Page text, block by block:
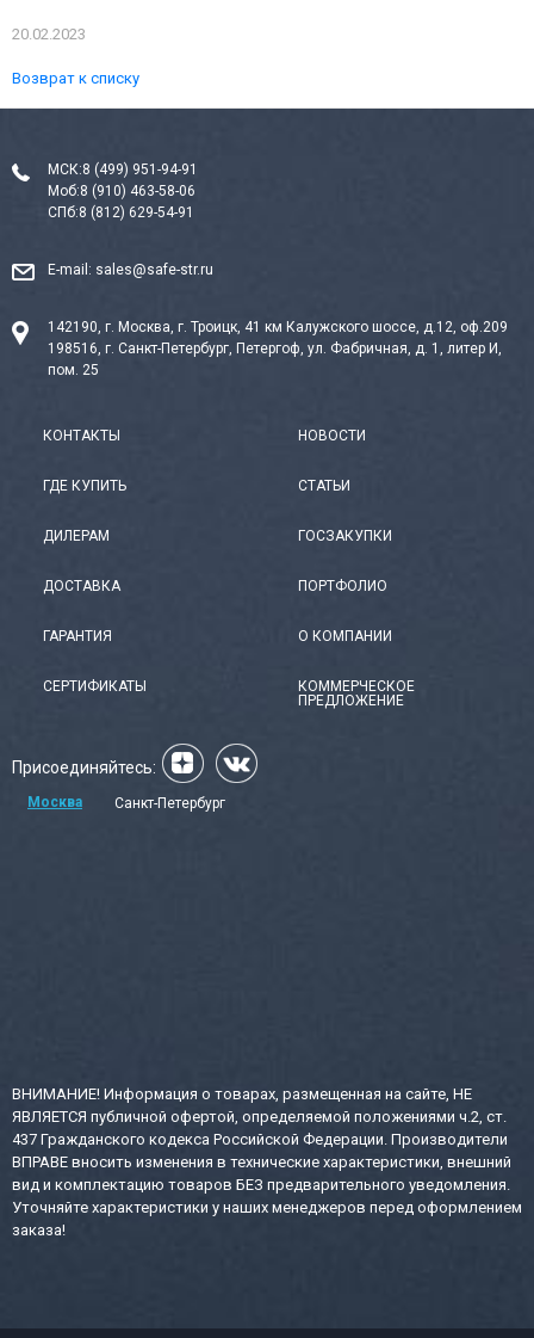
20.02.2023
Возврат к списку
МСК:8 (499) 951-94-91
Моб:8 (910) 463-58-06
СПб:8 (812) 629-54-91
E-mail: sales@safe-str.ru
142190, г. Москва, г. Троицк, 41 км Калужского шоссе, д.12, оф.209
198516, г. Санкт-Петербург, Петергоф, ул. Фабричная, д. 1, литер И,
пом. 25
КОНТАКТЫ
ГДЕ КУПИТЬ
ДИЛЕРАМ
ДОСТАВКА
ГАРАНТИЯ
СЕРТИФИКАТЫ
НОВОСТИ
СТАТЬИ
ГОСЗАКУПКИ
ПОРТФОЛИО
О КОМПАНИИ
КОММЕРЧЕСКОЕ
ПРЕДЛОЖЕНИЕ
Присоединяйтесь:
Москва Санкт-Петербург
ВНИМАНИЕ! Информация о товарах, размещенная на сайте, НЕ
ЯВЛЯЕТСЯ публичной офертой, определяемой положениями ч.2, ст.
437 Гражданского кодекса Российской Федерации. Производители
ВПРАВЕ вносить изменения в технические характеристики, внешний
вид и комплектацию товаров БЕЗ предварительного уведомления.
Уточняйте характеристики у наших менеджеров перед оформлением
заказа!